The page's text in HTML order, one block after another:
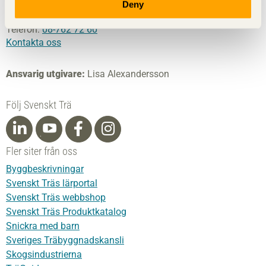
Deny
Storgatan 19
Postadress: Box 55525,102 04 Stockholm
Telefon:08-762 72 60
Kontakta oss
Ansvarig utgivare: Lisa Alexandersson
Följ Svenskt Trä
Fler siter från oss
Byggbeskrivningar
Svenskt Träs lärportal
Svenskt Träs webbshop
Svenskt Träs Produktkatalog
Snickra med barn
Sveriges Träbyggnadskansli
Skogsindustrierna